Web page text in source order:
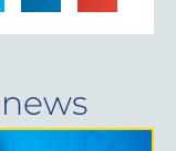
news